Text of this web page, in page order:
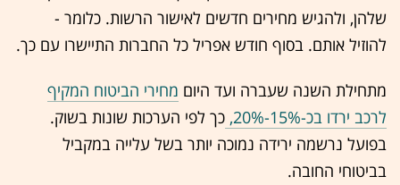
שלהן, ולהגיש מחירים חדשים לאישור הרשות. כלומר -
להוזיל אותם. בסוף חודש אפריל כל החברות התיישרו עם כך.
מתחילת השנה שעברה ועד היום מחירי הביטוח המקיף
לרכב ירדו בכ-15%-20%,
כך לפי הערכות שונות בשוק.
בפועל נרשמה ירידה נמוכה יותר בשל עלייה במקביל
בביטוחי החובה.